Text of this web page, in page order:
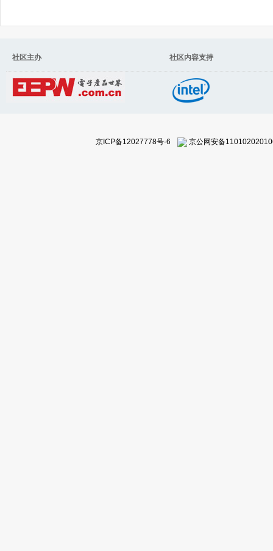
社区主办 社区内容支持
京ICP备12027778号-6 京公网安备